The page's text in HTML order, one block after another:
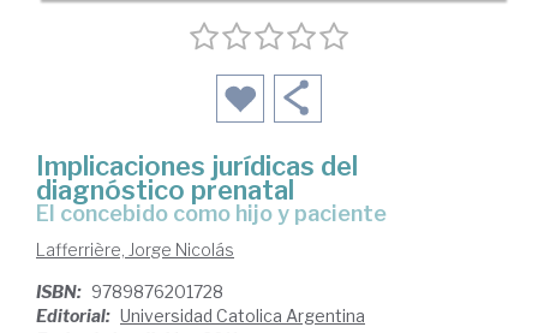
Implicaciones jurídicas del
diagnóstico prenatal
el concebido como hijo y paciente
Lafferrière, Jorge Nicolás
ISBN: 9789876201728
Editorial: Universidad Catolica Argentina